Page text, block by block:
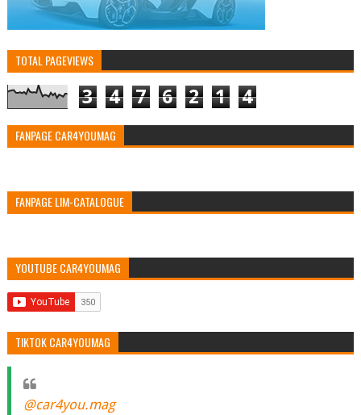
TOTAL PAGEVIEWS
3 4 7 6 2 1 4
FANPAGE CAR4YOUMAG
FANPAGE LIM-CATALOGUE
YOUTUBE CAR4YOUMAG
TIKTOK CAR4YOUMAG
@car4you.mag